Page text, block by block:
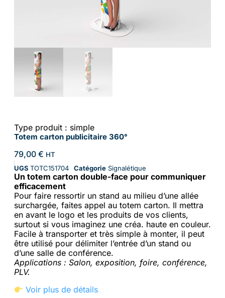
Type produit : simple
Totem carton publicitaire 360°
79,00 € HT
UGS TOTC151704 Catégorie Signalétique
Un totem carton double-face pour communiquer
efficacement
Pour faire ressortir un stand au milieu d’une allée
surchargée, faites appel au totem carton. Il mettra
en avant le logo et les produits de vos clients,
surtout si vous imaginez une créa. haute en couleur.
Facile à transporter et très simple à monter, il peut
être utilisé pour délimiter l’entrée d’un stand ou
d’une salle de conférence.
Applications : Salon, exposition, foire, conférence,
PLV.
Voir plus de détails